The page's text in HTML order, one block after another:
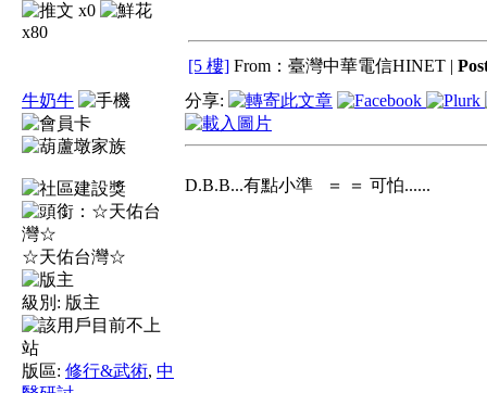
x0
x80
[5 樓] From：臺灣中華電信HINET |
牛奶牛
☆天佑台灣☆
級別: 版主
版區: 修行&武術, 中
分享:
D.B.B...有點小準 ＝ ＝ 可怕......